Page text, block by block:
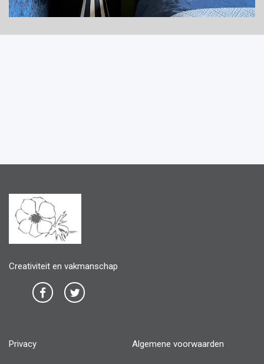
Creativiteit en vakmanschap
Privacy Algemene voorwaarden